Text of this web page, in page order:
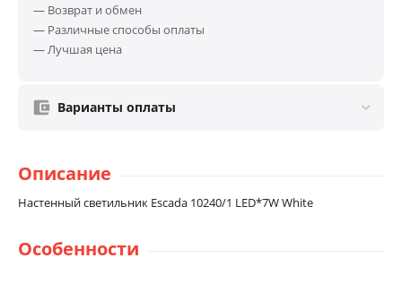
— Возврат и обмен
— Различные способы оплаты
— Лучшая цена
Варианты оплаты
Описание
Настенный светильник Escada 10240/1 LED*7W White
Особенности